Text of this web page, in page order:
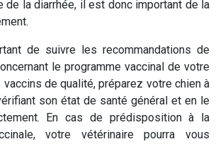
de la diarrhée, il est donc important de la
de suivre les recommandations de
le programme vaccinal de votre
de qualité, préparez votre chien à
son état de santé général et en le
En cas de prédisposition à la
votre vétérinaire pourra vous